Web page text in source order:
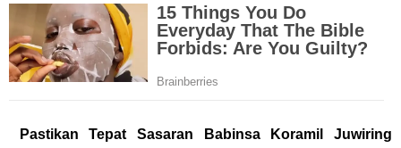
Pastikan Tepat Sasaran Babinsa Koramil Juwiring